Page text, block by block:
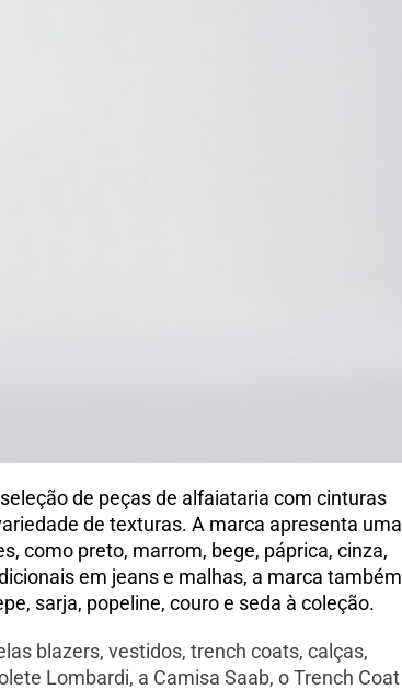
de peças de alfaiataria com cinturas
de texturas. A marca apresenta uma
como preto, marrom, bege, páprica, cinza,
em jeans e malhas, a marca também
sarja, popeline, couro e seda à coleção.
blazers, vestidos, trench coats, calças,
Lombardi, a Camisa Saab, o Trench Coat